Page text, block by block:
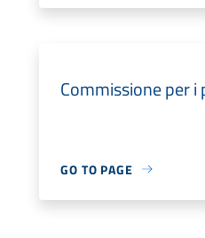
Commissione per
GO TO PAGE